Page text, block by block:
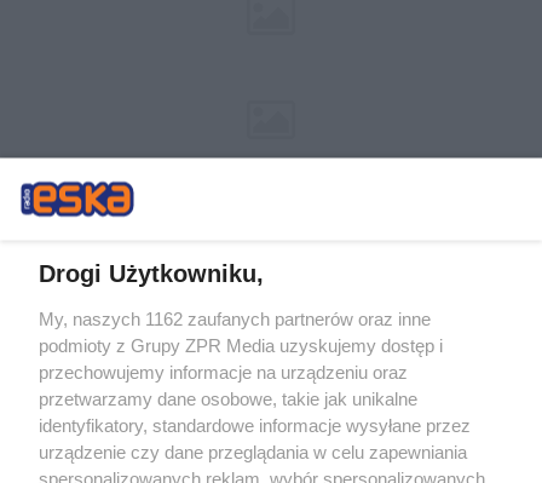
Żaden utwór zamieszczony w serwisie nie może być powielany i
rozpowszechniany lub dalej rozpowszechniany w jakikolwiek sposób (w
tym także elektroniczny lub mechaniczny) na jakimkolwiek polu
eksploatacji w jakiejkolwiek formie, włącznie z umieszczaniem w Internecie
bez pisemnej zgody właściciela praw. Jakiekolwiek użycie lub
wykorzystanie utworów w całości lub w części z naruszeniem prawa, tzn.
bez właściwej zgody, jest zabronione pod groźbą kary i może być ścigane
prawnie.
Drogi Użytkowniku,
My, naszych 1162 zaufanych partnerów oraz inne
podmioty z Grupy ZPR Media uzyskujemy dostęp i
przechowujemy informacje na urządzeniu oraz
przetwarzamy dane osobowe, takie jak unikalne
identyfikatory, standardowe informacje wysyłane przez
urządzenie czy dane przeglądania w celu zapewniania
spersonalizowanych reklam, wybór spersonalizowanych